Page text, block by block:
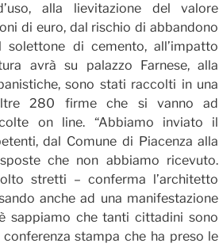
alla lievitazione del valore
di euro, dal rischio di abbandono
di cemento, all’impatto
avrà su palazzo Farnese, alla
sono stati raccolti in una
280 firme che si vanno ad
on line. “Abbiamo inviato il
dal Comune di Piacenza alla
che non abbiamo ricevuto.
stretti – conferma l’architetto
anche ad una manifestazione
sappiamo che tanti cittadini sono
stampa che ha preso le